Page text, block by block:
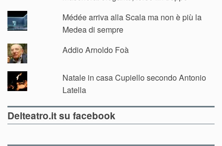
Médée arriva alla Scala ma non è più la
Medea di sempre
Addio Arnoldo Foà
Natale in casa Cupiello secondo Antonio
Latella
Delteatro.it su facebook